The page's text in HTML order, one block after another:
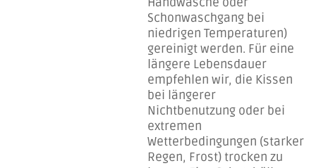
Schonwaschgang bei
niedrigen Temperaturen)
gereinigt werden. Für eine
längere Lebensdauer
empfehlen wir, die Kissen
bei längerer
Nichtbenutzung oder bei
extremen
Wetterbedingungen (starker
Regen, Frost) trocken zu